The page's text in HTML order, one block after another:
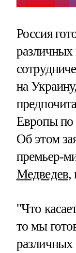
Россия
различных
на
Европы по
Об этом
премьер-
Медведев,
"Что
то мы
различных